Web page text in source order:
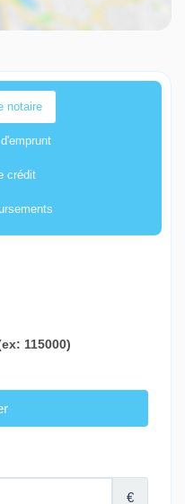
notaire
crédit